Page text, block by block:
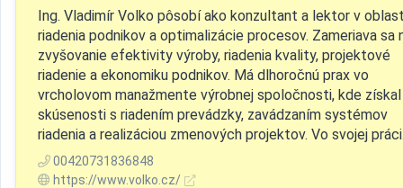
Ing. Vladimír Volko pôsobí ako konzultant a lektor v
riadenia podnikov a optimalizácie procesov. Zameriava sa
zvyšovanie efektivity výroby, riadenia kvality, projektové
riadenie a ekonomiku podnikov. Má dlhoročnú prax vo
vrcholovom manažmente výrobnej spoločnosti, kde získal
skúsenosti s riadením prevádzky, zavádzaním systémov
riadenia a realizáciou zmenových projektov. Vo svojej
00420731836848
https://www.volko.cz/